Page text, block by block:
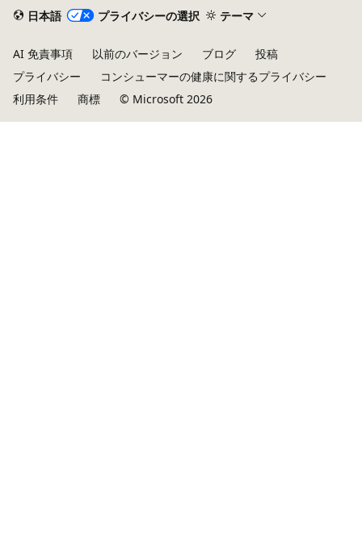
日本語 プライバシーの選択 テーマ
AI 免責事項 以前のバージョン ブログ
投稿
プライバシー
コンシューマーの健康に関するプライバシー
利用条件
商標 © Microsoft 2026